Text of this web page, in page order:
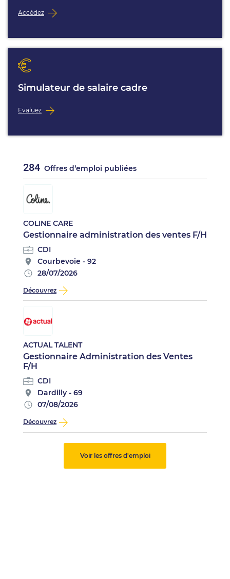
Accédez
Simulateur de salaire cadre
Evaluez
284 Offres d’emploi publiées
COLINE CARE
Gestionnaire administration des ventes F/H
CDI
Courbevoie - 92
28/07/2026
Découvrez
ACTUAL TALENT
Gestionnaire Administration des Ventes
F/H
CDI
Dardilly - 69
07/08/2026
Découvrez
Voir les offres d'emploi